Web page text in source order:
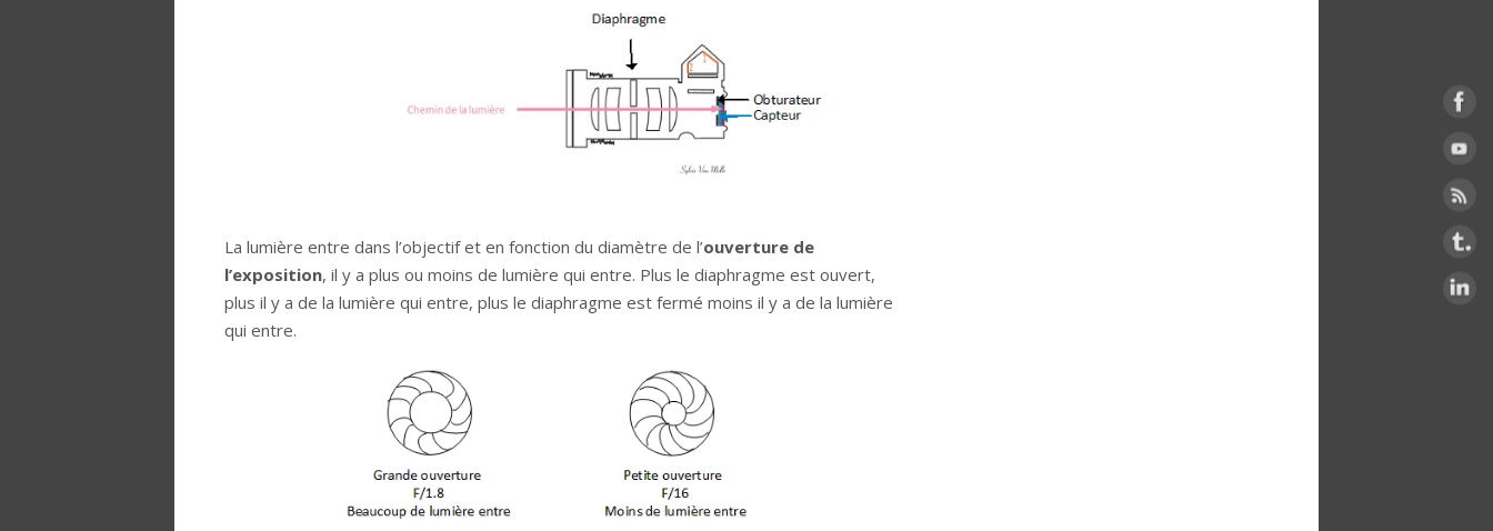
La lumière entre dans l’objectif et en fonction du diamètre de l’ouverture de
l’exposition, il y a plus ou moins de lumière qui entre. Plus le diaphragme est ouvert,
plus il y a de la lumière qui entre, plus le diaphragme est fermé moins il y a de la lumière
qui entre.